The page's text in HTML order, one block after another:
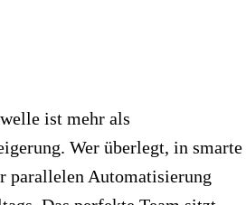
ist mehr als
Wer überlegt, in smarte
parallelen Automatisierung